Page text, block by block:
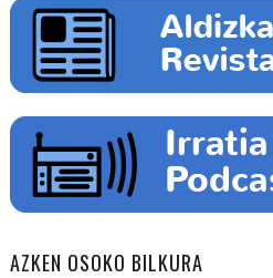
AZKEN OSOKO BILKURA